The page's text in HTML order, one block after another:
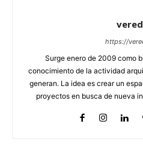
https://
Surge enero de 2009 como
conocimiento de la actividad
generan. La idea es crear un
proyectos en busca de nueva